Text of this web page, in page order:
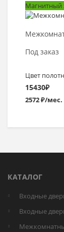
Магнитный
Под заказ
Цвет
15430₽
2572 ₽/мес.
КАТАЛОГ
Входные
Входные